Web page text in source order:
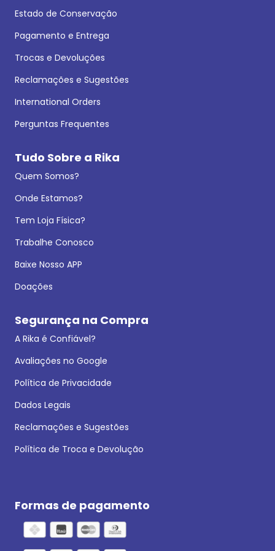
Estado de Conservação
Pagamento e Entrega
Trocas e Devoluções
Reclamações e Sugestões
International Orders
Perguntas Frequentes
Tudo Sobre a Rika
Quem Somos?
Onde Estamos?
Tem Loja Física?
Trabalhe Conosco
Baixe Nosso APP
Doações
Segurança na Compra
A Rika é Confiável?
Avaliações no Google
Política de Privacidade
Dados Legais
Reclamações e Sugestões
Política de Troca e Devolução
Formas de pagamento